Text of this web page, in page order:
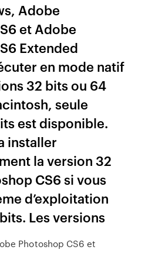
Adobe
et Adobe
Extended
en mode natif
32 bits ou 64
seule
est disponible.
installer
la version 32
CS6 si vous
d’exploitation
Les versions
Photoshop CS6 et